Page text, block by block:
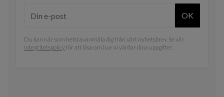
OK
Du kan när som helst avanmäla dig från vårt nyhetsbrev. Se vår
integritetspolicyför att läsa om hur vi vårdar dina uppgifter.